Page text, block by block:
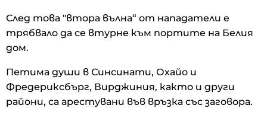
След това "втора вълна“ от нападатели е
трябвало да се втурне към портите на Белия
дом.
Петима души в Синсинати, Охайо и
Фредериксбърг, Вирджиния, както и други
райони, са арестувани във връзка със заговора.